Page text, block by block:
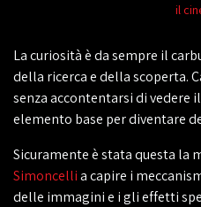
il
La curiosità è da sempre il
della ricerca e della scoperta.
senza accontentarsi di vedere
elemento base per diventare
Sicuramente è stata questa la
Simoncellia capire i
delle immagini e i gli effetti